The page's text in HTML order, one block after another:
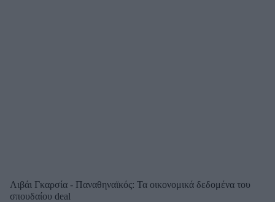
Λιβάι Γκαρσία - Παναθηναϊκός: Τα οικονομικά δεδομένα του
σπουδαίου deal